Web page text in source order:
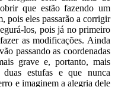
que estão fazendo um
pois eles passarão a corrigir
los, pois já no primeiro
as modificações. Ainda
passando as coordenadas
grave e, portanto, mais
estufas e que nunca
e imaginem a alegria dele